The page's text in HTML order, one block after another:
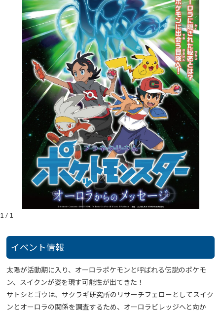
1 /1
イベント情報
太陽が活動期に入り、オーロラポケモンと呼ばれる伝説のポケモ
ン、スイクンが姿を現す可能性が出てきた！
サトシとゴウは、サクラギ研究所のリサーチフェローとしてスイク
ンとオーロラの関係を調査するため、オーロラビレッジへと向か